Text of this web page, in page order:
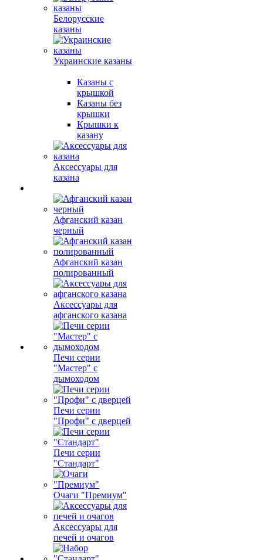
Белорусские
казаны
Украинские казаны
Казаны с
крышкой
Казаны без
крышки
Крышки к
казану
Аксессуары для
казана
Афганский казан
черный
Афганский казан
полированный
Аксессуары для
афганского казана
Печи серии
"Мастер" с
дымоходом
Печи серии
"Профи" с дверцей
Печи серии
"Стандарт"
Очаги "Премиум"
Аксессуары для
печей и очагов